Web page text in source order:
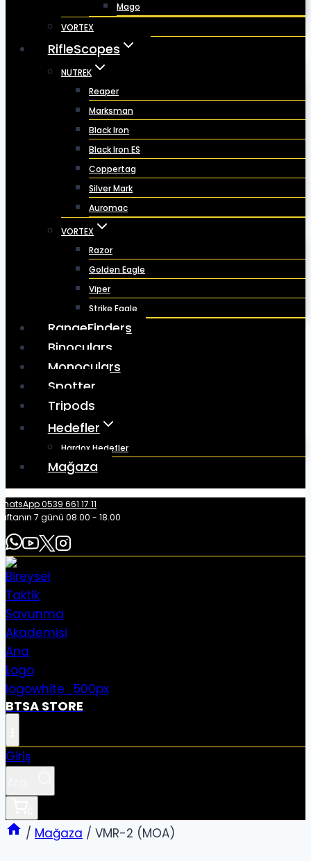
Mago
VORTEX
RifleScopes
NUTREK
Reaper
Marksman
Black Iron
Black Iron ES
Coppertag
Silver Mark
Auromac
VORTEX
Razor
Golden Eagle
Viper
Strike Eagle
RangeFinders
Binoculars
Monoculars
Spotter
Tripods
Hedefler
Hardox Hedefler
Mağaza
0539 661 17 11
7 günü 08.00 - 18.00
BTSA STORE
Giriş
/ Mağaza / VMR-2 (MOA)